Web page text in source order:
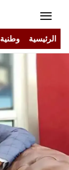
الرئيسية وطنية